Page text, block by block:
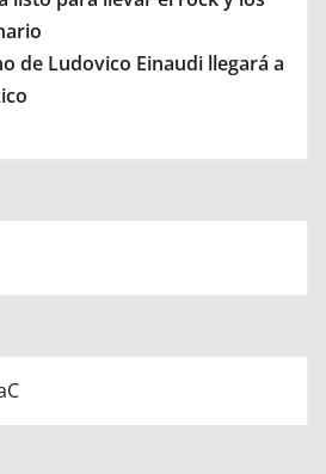
de Ludovico Einaudi llegará a